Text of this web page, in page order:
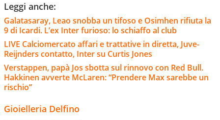
Leggi anche:
Galatasaray, Leao snobba un tifoso e Osimhen rifiuta la
9 di Icardi. L’ex Inter furioso: lo schiaffo al club
LIVE Calciomercato affari e trattative in diretta, Juve-
Reijnders contatto, Inter su Curtis Jones
Verstappen, papà Jos sbotta sul rinnovo con Red Bull.
Hakkinen avverte McLaren: “Prendere Max sarebbe un
rischio”
Gioielleria Delfino